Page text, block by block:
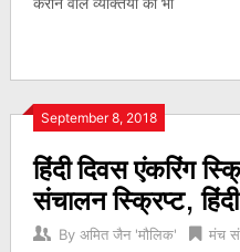
September 8, 2018
हिंदी दिवस एंकरिंग
संचालन स्क्रिप्ट,
By अमित जैन 'मौलिक' मंच